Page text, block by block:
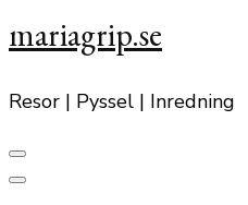
mariagrip.se
Resor | Pyssel | Inredning